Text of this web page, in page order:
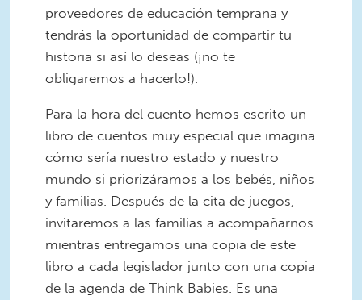
proveedores de educación temprana y
tendrás la oportunidad de compartir tu
historia si así lo deseas (¡no te
obligaremos a hacerlo!).
Para la hora del cuento hemos escrito un
libro de cuentos muy especial que imagina
cómo sería nuestro estado y nuestro
mundo si priorizáramos a los bebés, niños
y familias. Después de la cita de juegos,
invitaremos a las familias a acompañarnos
mientras entregamos una copia de este
libro a cada legislador junto con una copia
de la agenda de Think Babies. Es una